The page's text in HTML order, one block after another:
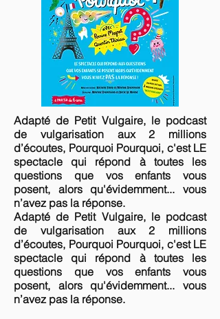
Adapté de Petit Vulgaire, le podcast
de vulgarisation aux 2 millions
d’écoutes, Pourquoi Pourquoi, c'est LE
spectacle qui répond à toutes les
questions que vos enfants vous
posent, alors qu'évidemment... vous
n’avez pas la réponse.
Adapté de Petit Vulgaire, le podcast
de vulgarisation aux 2 millions
d’écoutes, Pourquoi Pourquoi, c'est LE
spectacle qui répond à toutes les
questions que vos enfants vous
posent, alors qu'évidemment... vous
n’avez pas la réponse.